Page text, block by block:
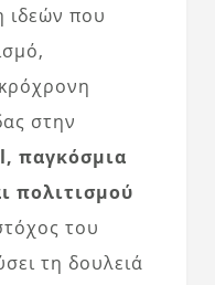
ιδεών που
στην
παγκόσμια
πολιτισμού
του
τη δουλειά